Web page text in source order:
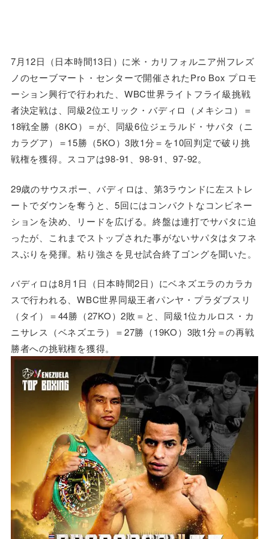
7月12日（日本時間13日）に米・カリフォルニア州フレズ
ノのセーブマート・センターで開催されたPro Box プロモ
ーション興行で行われた、WBC世界ライトフライ級挑戦
者決定戦は、同級2位エリック・バディロ（メキシコ）＝
18戦全勝（8KO）＝が、同級6位ジェラルド・サパタ（ニ
カラグア）＝15勝（5KO）3敗1分＝を10回判定で破り挑
戦権を獲得。スコアは98-91、98-91、97-92。
29歳のサウスポー、バディロは、第3ラウンドに左ストレ
ートでダウンを奪うと、5回にはコンパクトなコンビネー
ションを決め、リードを広げる。終盤は連打でサパタに迫
ったが、これまでストップされた事がないサパタはタフネ
スぶりを発揮。粘り強さを見せ試合終了ゴングを聞いた。
バディロは8月1日（日本時間2日）にベネズエラのカラカ
スで行われる、WBC世界同級王者パンヤ・プラダブスリ
（タイ）＝44勝（27KO）2敗＝と、同級1位カルロス・カ
ニサレス（ベネズエラ）＝27勝（19KO）3敗1分＝の再戦
勝者への挑戦権を獲得。